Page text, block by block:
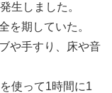
生しました。
を期していた。
や手すり、床や音
使って1時間に1